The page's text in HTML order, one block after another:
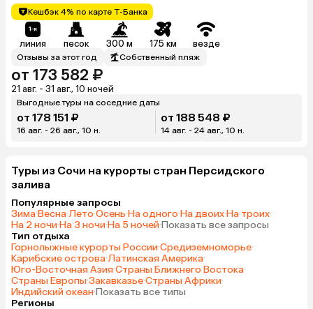
Кешбэк 4% по карте Т-Банка
линия песок 300 м 175 км везде
Отзывы за этот год Собственный пляж
от 173 582 ₽
21 авг. - 31 авг., 10 ночей
Выгодные туры на соседние даты
от 178 151 ₽
16 авг. - 26 авг., 10 н.
от 188 548 ₽
14 авг. - 24 авг., 10 н.
Туры из Сочи на курорты стран Персидского
залива
Популярные запросы
Зима·Весна·Лето·Осень·На одного·На двоих·На троих·
На 2 ночи·На 3 ночи·На 5 ночей·Показать все запросы
Тип отдыха
Горнолыжные курорты России·Средиземноморье·
Карибские острова·Латинская Америка·
Юго-Восточная Азия·Страны Ближнего Востока·
Страны Европы·Закавказье·Страны Африки·
Индийский океан·Показать все типы
Регионы